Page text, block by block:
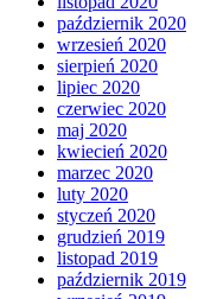
październik 2020
wrzesień 2020
sierpień 2020
lipiec 2020
czerwiec 2020
maj 2020
kwiecień 2020
marzec 2020
luty 2020
styczeń 2020
grudzień 2019
listopad 2019
październik 2019